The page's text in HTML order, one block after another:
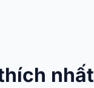
nhất